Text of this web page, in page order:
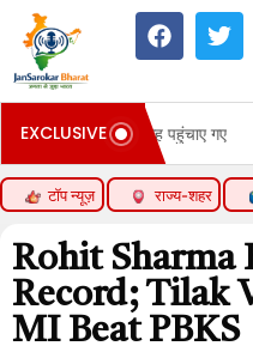
EXCLUSIVE Salman Khan &
टॉप न्यूज़ राज्य-शहर
Rohit Sharma
Record; Tilak
MI Beat PBKS